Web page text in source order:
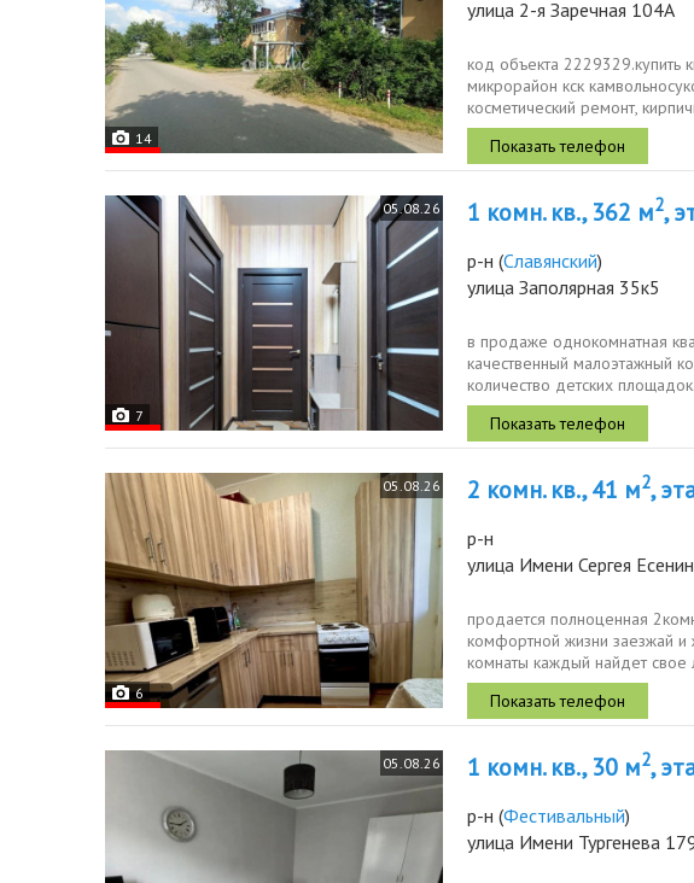
14
улица 2-я Заречная 104А
код объекта 2229329.купить
микрорайон кск
косметический ремонт,
документов,...
05.08.26
7
1 комн. кв., 362 м2,
р-н (Славянский)
улица Заполярная 35к5
в продаже однокомнатная
качественный малоэтажный
количество детских
квартире...
05.08.26
6
2 комн. кв., 41 м2,
р-н
улица Имени Сергея
продается полноценная
комфортной жизни заезжай
комнаты каждый найдет свое
совмещенный санузел....
05.08.26 1 комн. кв., 30 м2,
р-н (Фестивальный)
улица Имени Тургенева